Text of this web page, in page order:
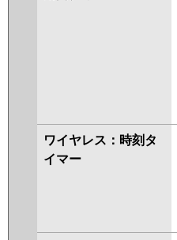
ワイヤレス：時刻タ
イマー